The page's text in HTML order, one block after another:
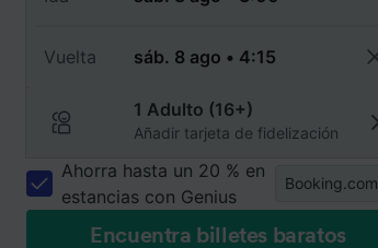
Vuelta
1 Adulto (16+)
Añadir tarjeta de fidelización
Ahorra hasta un 20 % en
estancias con Genius
Booking.com
Encuentra billetes baratos